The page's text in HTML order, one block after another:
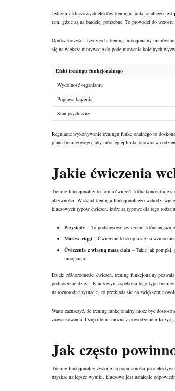
Jednym z kluczowych efektów treningu funkcjonalnego jest
tam, gdzie są najbardziej potrzebne. To prowadzi do
Oprócz korzyści fizycznych, trening funkcjonalny ma
się na większą motywację do podejmowania kolejnych
Efekt treningu funkcjonalnego
Wydolność organizmu
Poprawa krążenia
Stan psychiczny
Regularne wykonywanie treningu funkcjonalnego to
planu treningowego, aby móc lepiej funkcjonować w
Jakie ćwiczenia
Trening funkcjonalny to forma ćwiczeń, która koncentruje
aktywności. W skład treningu funkcjonalnego wchodzi
kluczowych typów ćwiczeń, które są typowe dla tego
Przysiady – To podstawowe ćwiczenie, które
Martwe ciągi – Ćwiczenie to skupia się na
Ćwiczenia z własną masą ciała – Takie jak pompki,
masę ciała.
Dzięki różnorodności ćwiczeń, trening funkcjonalny
podnoszenie dzieci. Kluczowym aspektem tego typu
na różnorodne sytuacje, co przekłada się na zwiększenie
Warto zaznaczyć, że trening funkcjonalny może być
zaawansowania. Dzięki temu można z powodzeniem
Jak często
Trening funkcjonalny zyskuje na popularności jako
uzyskać najlepsze wyniki, kluczowe jest ustalenie